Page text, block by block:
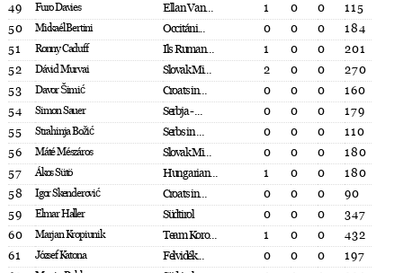
49
Furo Davies Ellan Van... 1 0 0
115
50
Mickaél Bertini Occitáni... 0 0 0
184
51
Ronny Caduff Ils Ruman... 1 0 0
201
52
Dávid Murvai Slovak Mi... 2 0 0
270
53
Davor Šimić Croats in... 0 0 0
160
54
Simon Sauer Serbja - ... 0 0 0
179
55
Strahinja Božić Serbs in ... 0 0 0
110
56
Máté Mészáros Slovak Mi... 0 0 0
180
57
Ákos Sütö Hungarian... 1 0 0
180
58
Igor Skenderović Croats in... 0 0 0
90
59
Elmar Haller Südtirol 0 0 0
347
60
Marjan Kropiunik Team Koro... 1 0 0
432
61
József Katona Felvidék... 0 0 0
197